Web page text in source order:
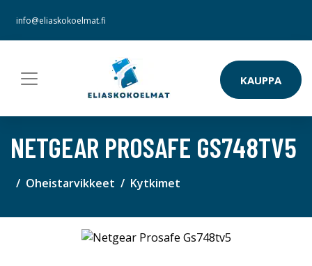
info@eliaskokoelmat.fi
KAUPPA
NETGEAR PROSAFE GS748TV5
Oheistarvikkeet Kytkimet